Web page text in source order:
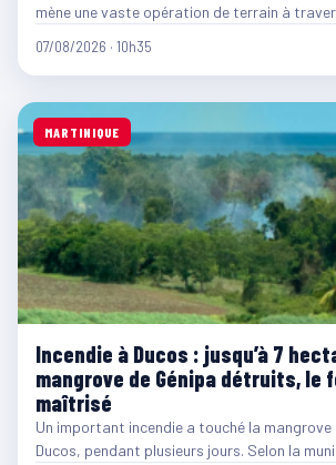
mène une vaste opération de terrain à
07/08/2026 · 10h35
MARTINIQUE
Incendie à Ducos : jusqu’à 7
mangrove de Génipa détruits, le
maîtrisé
Un important incendie a touché la mangrove
Ducos, pendant plusieurs jours. Selon la